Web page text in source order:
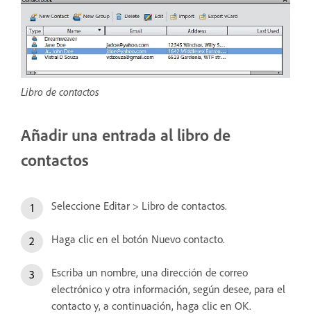
Libro de contactos
Añadir una entrada al libro de
contactos
Seleccione Editar > Libro de contactos.
Haga clic en el botón Nuevo contacto.
Escriba un nombre, una dirección de correo
electrónico y otra información, según desee, para el
contacto y, a continuación, haga clic en OK.